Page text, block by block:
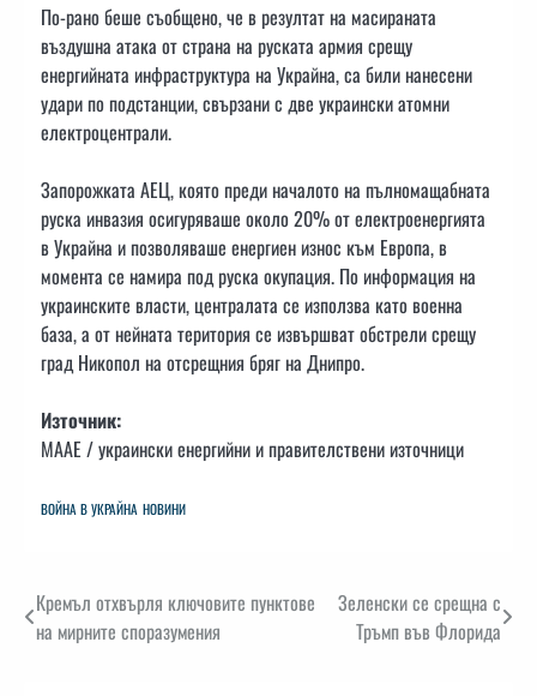
По-рано беше съобщено, че в резултат на масираната
въздушна атака от страна на руската армия срещу
енергийната инфраструктура на Украйна, са били нанесени
удари по подстанции, свързани с две украински атомни
електроцентрали.
Запорожката АЕЦ, която преди началото на пълномащабната
руска инвазия осигуряваше около 20% от електроенергията
в Украйна и позволяваше енергиен износ към Европа, в
момента се намира под руска окупация. По информация на
украинските власти, централата се използва като военна
база, а от нейната територия се извършват обстрели срещу
град Никопол на отсрещния бряг на Днипро.
Източник:
МААЕ / украински енергийни и правителствени източници
ВОЙНА В УКРАЙНА НОВИНИ
Навигация
Кремъл отхвърля ключовите пунктове
на мирните споразумения
Зеленски се срещна с
Тръмп във Флорида